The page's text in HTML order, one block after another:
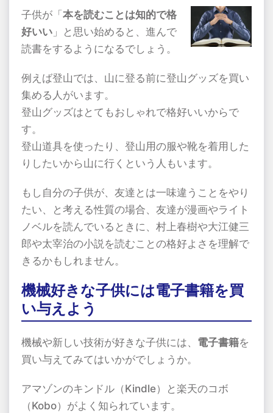
子供が「 本を読むことは知的で格
好いい 」と思い始めると、進んで
読書をするようになるでしょう。
例えば登山では、山に登る前に登山グッズを買い
集める人がいます。
登山グッズはとてもおしゃれで格好いいからで
す。
登山道具を使ったり、登山用の服や靴を着用した
りしたいから山に行くという人もいます。
もし自分の子供が、友達とは一味違うことをやり
たい、と考える性質の場合、友達が漫画やライト
ノベルを読んでいるときに、村上春樹や大江健三
郎や太宰治の小説を読むことの格好よさを理解で
きるかもしれません。
機械好きな子供には電子書籍を買
い与えよう
機械や新しい技術が好きな子供には、 電子書籍を
買い与えてみてはいかがでしょうか。
アマゾンのキンドル（ Kindle ）と楽天のコボ
（ Kobo）がよく知られています。